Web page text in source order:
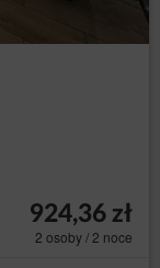
924,36 zł
2 osoby / 2 noce